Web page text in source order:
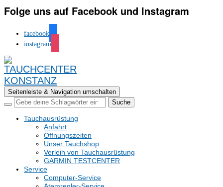
Folge uns auf Facebook und Instagram
facebook
instagram
Seitenleiste & Navigation umschalten
Tauchausrüstung
Anfahrt
Öffnungszeiten
Unser Tauchshop
Verleih von Tauchausrüstung
GARMIN TESTCENTER
Service
Computer-Service